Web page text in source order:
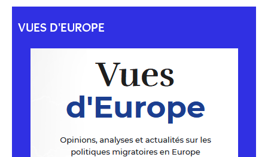
VUES D'EUROPE